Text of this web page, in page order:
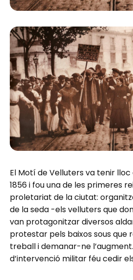
El Motí de Velluters va tenir lloc
1856 i fou una de les primeres
proletariat de la ciutat:
de la seda -els velluters que
van protagonitzar diversos
protestar pels baixos sous que
treball i demanar-ne
d’intervenció militar féu cedir